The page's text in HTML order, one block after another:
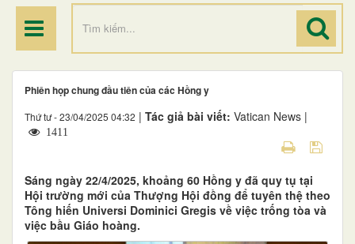
Phiên họp chung đầu tiên của các Hồng y
Thứ tư - 23/04/2025 04:32 | Tác giả bài viết: Vatican News |
1411
Sáng ngày 22/4/2025, khoảng 60 Hồng y đã quy tụ tại
Hội trường mới của Thượng Hội đồng để tuyên thệ theo
Tông hiến Universi Dominici Gregis về việc trống tòa và
việc bầu Giáo hoàng.